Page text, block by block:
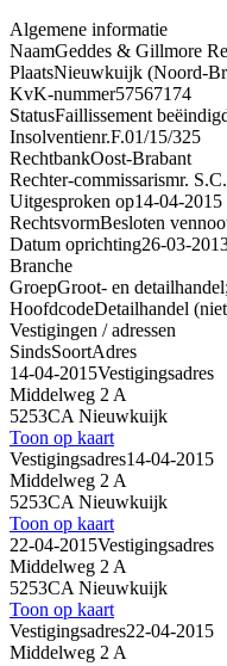
Algemene informatie
NaamGeddes & Gillmore
PlaatsNieuwkuijk (Noord-
KvK-nummer57567174
StatusFaillissement
Insolventienr.F.01/15/325
RechtbankOost-Brabant
Rechter-commissarismr.
Uitgesproken op14-04-2015
RechtsvormBesloten
Datum oprichting26-03-
Branche
GroepGroot- en
HoofdcodeDetailhandel
Vestigingen / adressen
SindsSoortAdres
14-04-2015Vestigingsadres
Middelweg 2 A
5253CA Nieuwkuijk
Toon op kaart
Vestigingsadres14-04-2015
Middelweg 2 A
5253CA Nieuwkuijk
Toon op kaart
22-04-2015Vestigingsadres
Middelweg 2 A
5253CA Nieuwkuijk
Toon op kaart
Vestigingsadres22-04-2015
Middelweg 2 A